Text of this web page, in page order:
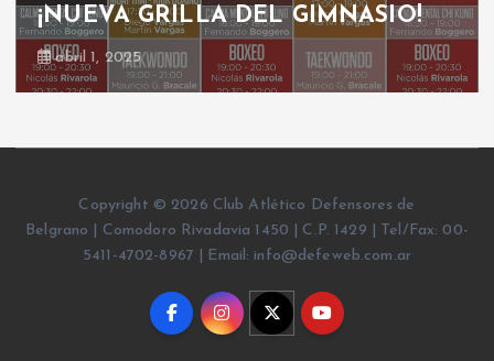
¡NUEVA GRILLA DEL GIMNASIO!
abril 1, 2025
Copyright © 2026 Club Atlético Defensores de
Belgrano | Comodoro Rivadavia 1450 | C.P. 1429 | Tel/Fax: 00-
5411-4702-8967 | Email: info@defeweb.com.ar